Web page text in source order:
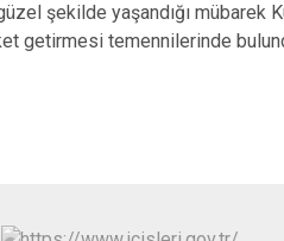
şekilde yaşandığı mübarek
getirmesi temennilerinde